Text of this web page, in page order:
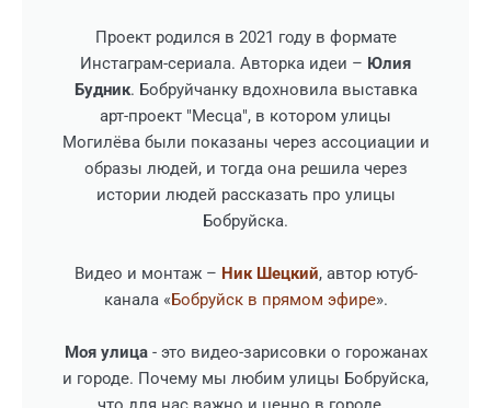
Проект родился в 2021 году в формате
Инстаграм-сериала. Авторка идеи – Юлия
Будник. Бобруйчанку вдохновила выставка
арт-проект "Месца", в котором улицы
Могилёва были показаны через ассоциации и
образы людей, и тогда она решила через
истории людей рассказать про улицы
Бобруйска.
Видео и монтаж – Ник Шецкий, автор ютуб-
канала «Бобруйск в прямом эфире».
Моя улица- это видео-зарисовки о горожанах
и городе. Почему мы любим улицы Бобруйска,